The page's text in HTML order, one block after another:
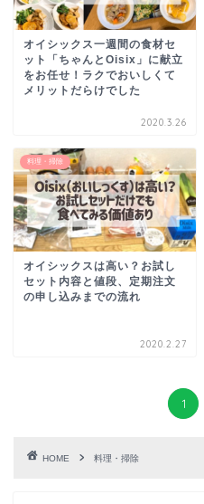
オイシックス一週間の食材セ
ット「ちゃんとOisix」に献立
をお任せ！ラクでおいしくて
メリットだらけでした
2020.3.26
料理・掃除
オイシックスは高い？お試し
セット内容と値段、定期注文
の申し込みまでの流れ
2020.2.27
1
HOME 料理・掃除